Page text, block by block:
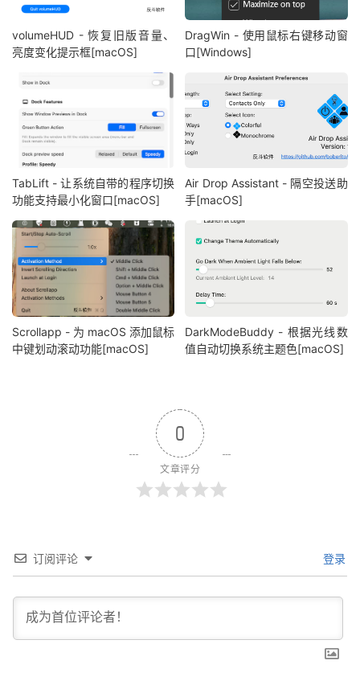
volumeHUD - 恢复旧版音量、
亮度变化提示框[macOS]
DragWin - 使用鼠标右键移动窗
口[Windows]
TabLift - 让系统自带的程序切换
功能支持最小化窗口[macOS]
Air Drop Assistant - 隔空投送助
手[macOS]
Scrollapp - 为 macOS 添加鼠标
中键划动滚动功能[macOS]
DarkModeBuddy - 根据光线数
值自动切换系统主题色[macOS]
0
文章评分
订阅评论 登录